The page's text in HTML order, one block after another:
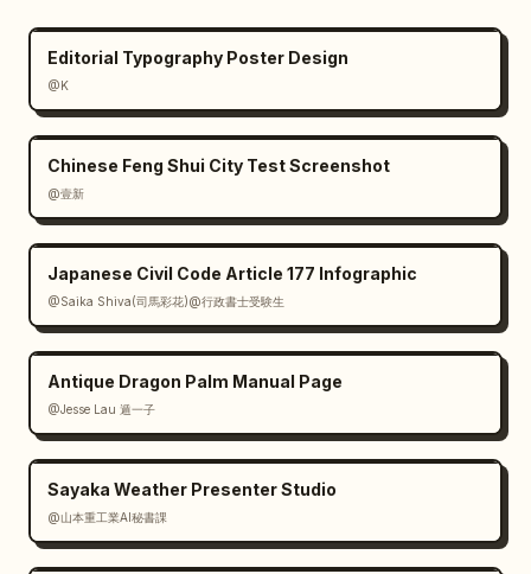
Editorial Typography Poster Design
@K
Chinese Feng Shui City Test Screenshot
@壹新
Japanese Civil Code Article 177 Infographic
@Saika Shiva(司馬彩花)@行政書士受験生
Antique Dragon Palm Manual Page
@Jesse Lau 遁一子
Sayaka Weather Presenter Studio
@山本重工業AI秘書課